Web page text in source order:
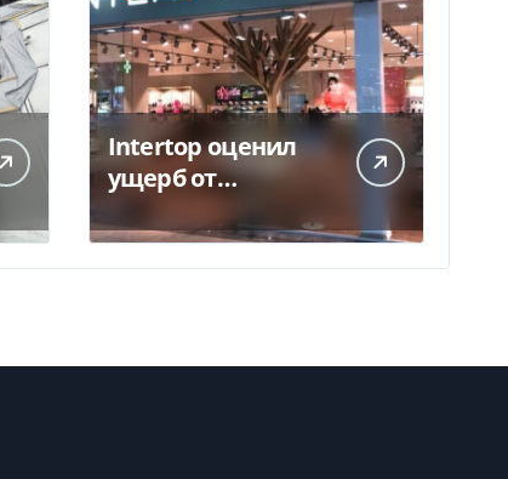
Intertop оценил
ущерб от
склада в 450 млн
грн